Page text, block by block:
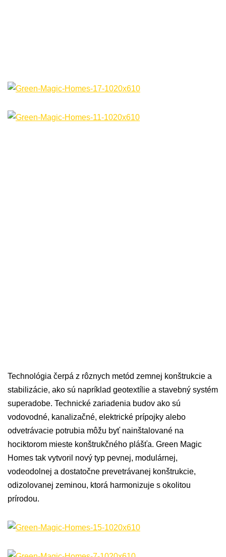
Technológia čerpá z rôznych metód zemnej konštrukcie a
stabilizácie, ako sú napríklad geotextílie a stavebný systém
superadobe. Technické zariadenia budov ako sú
vodovodné, kanalizačné, elektrické prípojky alebo
odvetrávacie potrubia môžu byť nainštalované na
hociktorom mieste konštrukčného plášťa. Green Magic
Homes tak vytvoril nový typ pevnej, modulárnej,
vodeodolnej a dostatočne prevetrávanej konštrukcie,
odizolovanej zeminou, ktorá harmonizuje s okolitou
prírodou.